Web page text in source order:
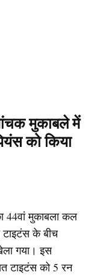
मुकाबले में
को किया
44वां मुकाबला कल
के बीच
गया। इस
टाइटंस को 5 रन